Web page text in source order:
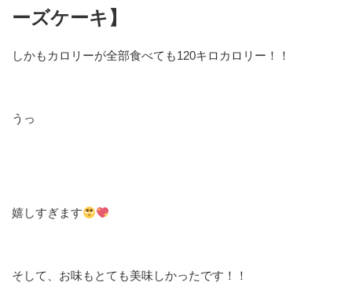
ーズケーキ】
しかもカロリーが全部食べても120キロカロリー！！
うっ
嬉しすぎます
そして、お味もとても美味しかったです！！